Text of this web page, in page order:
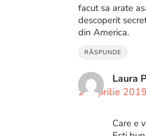
facut sa arate
descoperit
din America.
RĂSPUNDE
Laura
27 aprilie
Care e